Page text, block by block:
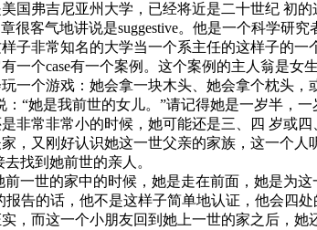
弗吉尼亚州大学，已经将近是二十世纪 初的
章很客气地讲说是suggestive。他是一个科学
子非常知名的大学当一个系主任的这样子的
个case有一个案例。这个案例的主人翁是女
一个游戏：她会拿一块木头、她会拿个枕头
“她是我前世的女儿。”请记得她是一岁半，
非常非常小的时候，她可能还是三、四 岁或
又刚好认识她这一世父亲的家族，这一个
找到她前世的亲人。
一世的家中的时候，她是走在前面，她是为
告的话，他不是这样子简单地认证，他会四
，而这一个小朋友回到她上一世的家之后，